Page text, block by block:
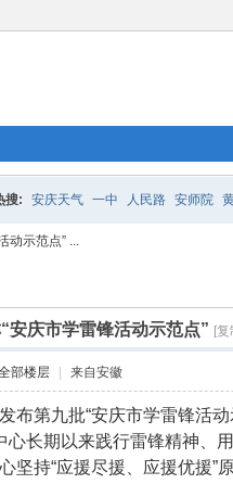
搜: 安庆天气 一中 人民路 安师院
动示范点” ...
安庆市学雷锋活动示范点” [
部楼层 来自安徽
布第九批“安庆市学雷锋活
心长期以来践行雷锋精神
坚持“应援尽援、应援优援